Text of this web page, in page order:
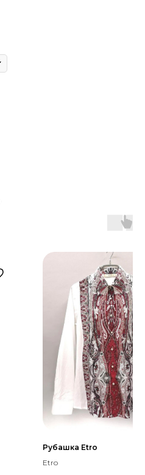
Рубашка Etro
Etro